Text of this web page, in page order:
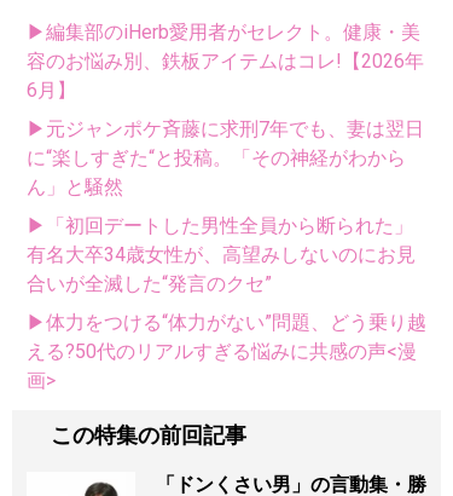
▶編集部のiHerb愛用者がセレクト。健康・美
容のお悩み別、鉄板アイテムはコレ!【2026年
6月】
▶元ジャンポケ斉藤に求刑7年でも、妻は翌日
に“楽しすぎた“と投稿。「その神経がわから
ん」と騒然
▶「初回デートした男性全員から断られた」
有名大卒34歳女性が、高望みしないのにお見
合いが全滅した“発言のクセ”
▶体力をつける“体力がない”問題、どう乗り越
える?50代のリアルすぎる悩みに共感の声<漫
画>
この特集の前回記事
「ドンくさい男」の言動集・勝